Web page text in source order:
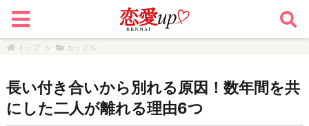
トップ > カップル
長い付き合いから別れる原因！数年間を共
にした二人が離れる理由6つ